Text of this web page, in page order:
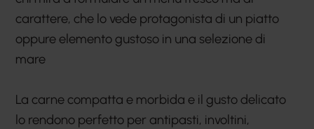
carattere, che lo vede protagonista di un piatto
oppure elemento gustoso in una selezione di
mare
La carne compatta e morbida e il gusto delicato
lo rendono perfetto per antipasti, involtini,